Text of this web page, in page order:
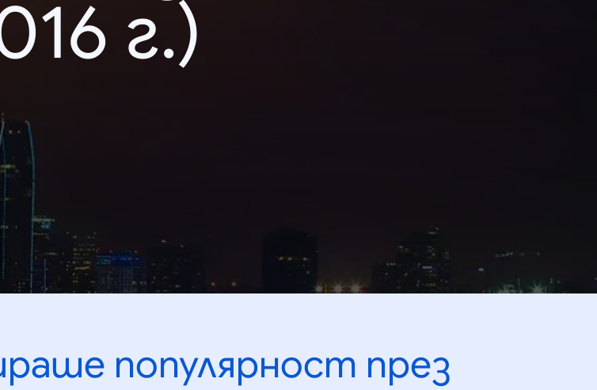
г.)
популярност през